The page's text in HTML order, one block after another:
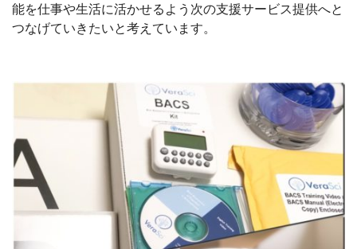
能を仕事や生活に活かせるよう次の支援サービス提供へと
つなげていきたいと考えています。